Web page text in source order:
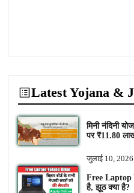
Latest Yojana &
मिनी नंदिनी
पर ₹11.80
जुलाई 10, 2026
Free Laptop
है, झूठ क्या है?